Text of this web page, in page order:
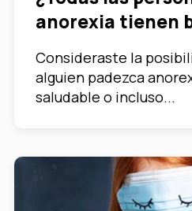
anorexia tienen
Consideraste la
alguien padezca
saludable o incluso...